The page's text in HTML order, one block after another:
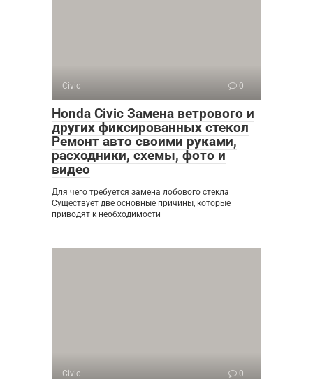
Civic 0
Honda Civic Замена ветрового и
других фиксированных стекол
Ремонт авто своими руками,
расходники, схемы, фото и
видео
Для чего требуется замена лобового стекла
Существует две основные причины, которые
приводят к необходимости
Civic 0